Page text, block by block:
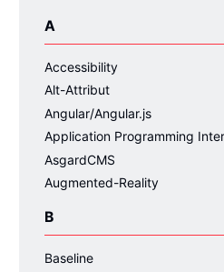
A
Accessibility
Alt-Attribut
Angular/Angular.js
Application Programming
AsgardCMS
Augmented-Reality
B
Baseline